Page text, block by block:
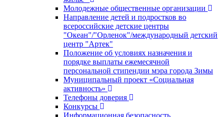
Молодежные общественные организации
Направление детей и подростков во
всероссийские детские центры
"Океан"/"Орленок"/международный детский
центр "Артек"
Положение об условиях назначения и
порядке выплаты ежемесячной
персональной стипендии мэра города Зимы
Муниципальный проект «Социальная
активность»
Телефоны доверия
Конкурсы
Информационная безопасность